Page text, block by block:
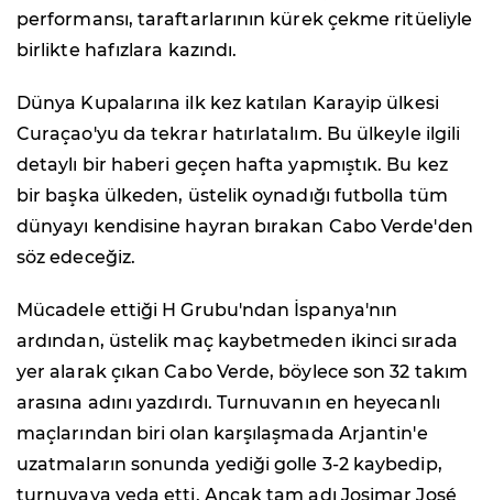
performansı, taraftarlarının kürek çekme ritüeliyle
birlikte hafızlara kazındı.
Dünya Kupalarına ilk kez katılan Karayip ülkesi
Curaçao'yu da tekrar hatırlatalım. Bu ülkeyle ilgili
detaylı bir haberi geçen hafta yapmıştık. Bu kez
bir başka ülkeden, üstelik oynadığı futbolla tüm
dünyayı kendisine hayran bırakan Cabo Verde'den
söz edeceğiz.
Mücadele ettiği H Grubu'ndan İspanya'nın
ardından, üstelik maç kaybetmeden ikinci sırada
yer alarak çıkan Cabo Verde, böylece son 32 takım
arasına adını yazdırdı. Turnuvanın en heyecanlı
maçlarından biri olan karşılaşmada Arjantin'e
uzatmaların sonunda yediği golle 3-2 kaybedip,
turnuvaya veda etti. Ancak tam adı Josimar José